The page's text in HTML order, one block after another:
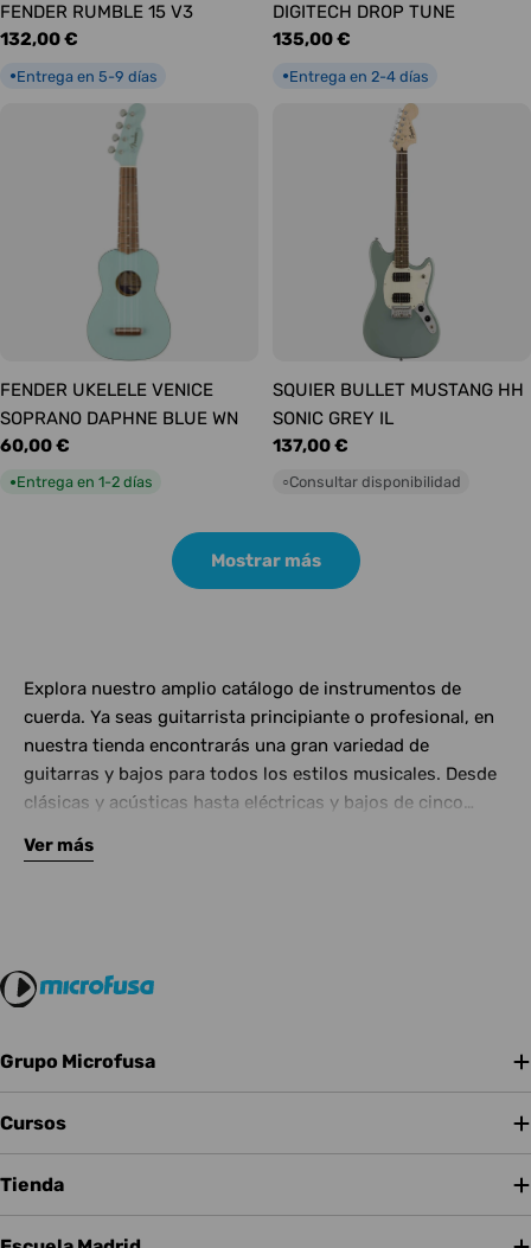
FENDER RUMBLE 15 V3
Precio
132,00 €
●Entrega en 5-9 días
DIGITECH DROP TUNE
Precio
135,00 €
●Entrega en 2-4 días
FENDER UKELELE VENICE
SOPRANO DAPHNE BLUE WN
Precio
habitual
60,00 €
●Entrega en 1-2 días
SQUIER BULLET MUSTANG HH
SONIC GREY IL
Precio
habitual
137,00 €
○Consultar disponibilidad
Mostrar más
Explora nuestro amplio catálogo de instrumentos de
cuerda. Ya seas guitarrista principiante o profesional, en
nuestra tienda encontrarás una gran variedad de
guitarras y bajos para todos los estilos musicales. Desde
clásicas y acústicas hasta eléctricas y bajos de cinco
Complementa tu instrumento con amplificadores de
Ver más
Grupo Microfusa
Cursos
Tienda